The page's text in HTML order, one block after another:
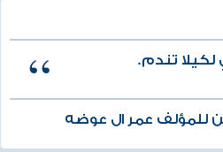
تندم.
للمؤلف عمر ال عوضه